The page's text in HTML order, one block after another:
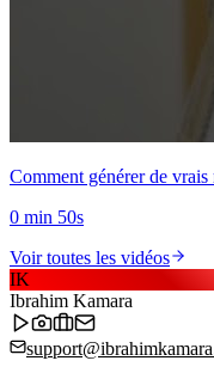
Comment générer de
0 min 50s
Voir toutes les vidéos
IK
Ibrahim Kamara